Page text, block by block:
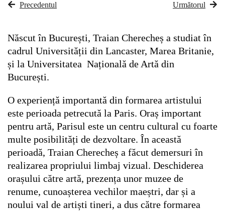
Precedentul Următorul
Născut în București, Traian Cherecheș a studiat în
cadrul Universității din Lancaster, Marea Britanie,
și la Universitatea Națională de Artă din
București.
O experiență importantă din formarea artistului
este perioada petrecută la Paris. Oraș important
pentru artă, Parisul este un centru cultural cu foarte
multe posibilități de dezvoltare. În această
perioadă, Traian Cherecheș a făcut demersuri în
realizarea propriului limbaj vizual. Deschiderea
orașului către artă, prezența unor muzee de
renume, cunoașterea vechilor maeștri, dar și a
noului val de artiști tineri, a dus către formarea